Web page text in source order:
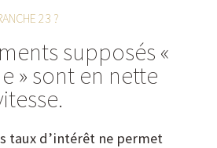
23 ?
supposés «
» sont en nette
taux d’intérêt ne permet